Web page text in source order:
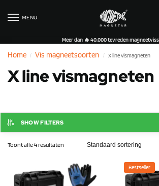
MENU
Meer dan 🔥 40.000 tevreden
Home / Vis magneetsoorten / X line vismagneten
X line vismagneten
SHOW FILTERS
Toont alle 4 resultaten
Bestseller